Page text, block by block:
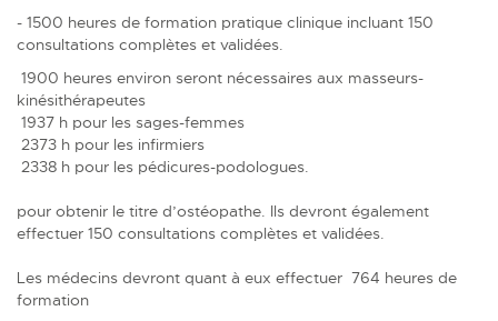
- 1500 heures de formation pratique clinique incluant 150
consultations complètes et validées.
1900 heures environ seront nécessaires aux masseurs-
kinésithérapeutes
1937 h pour les sages-femmes
2373 h pour les infirmiers
2338 h pour les pédicures-podologues.
pour obtenir le titre d’ostéopathe. Ils devront également
effectuer 150 consultations complètes et validées.
Les médecins devront quant à eux effectuer 764 heures de
formation